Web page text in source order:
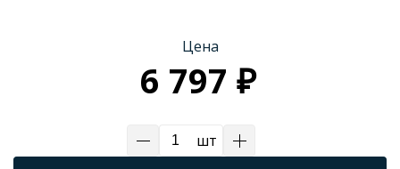
Цена
6 797 ₽
шт